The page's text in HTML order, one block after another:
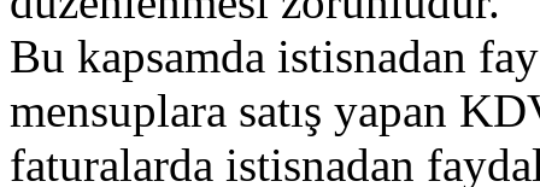
Bu kapsamda istisnadan
mensuplara satış yapan
faturalarda istisnadan